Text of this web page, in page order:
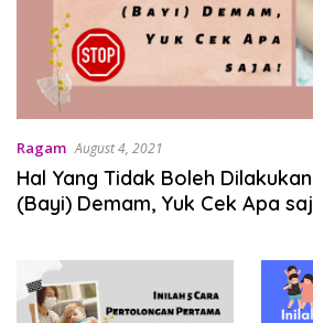
Ragam August 4, 2021
Hal Yang Tidak Boleh
(Bayi) Demam, Yuk Cek Apa